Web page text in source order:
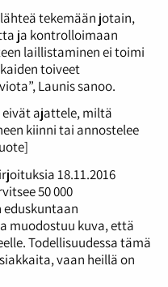
tekemään jotain,
ja kontrolloimaan
laillistaminen ei toimi
toiveet
Launis sanoo.
ajattele, miltä
kiinni tai annostelee
18.11.2016
50 000
muodostuu kuva, että
Todellisuudessa tämä
vaan heillä on